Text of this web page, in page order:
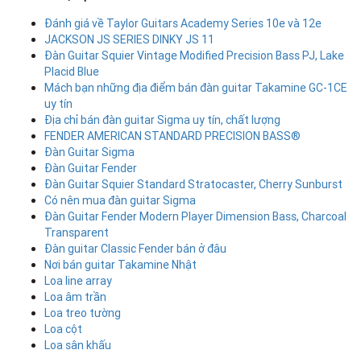
Đánh giá về Taylor Guitars Academy Series 10e và 12e
JACKSON JS SERIES DINKY JS 11
Đàn Guitar Squier Vintage Modified Precision Bass PJ, Lake
Placid Blue
Mách bạn những địa điểm bán đàn guitar Takamine GC-1CE
uy tín
Địa chỉ bán đàn guitar Sigma uy tín, chất lượng
FENDER AMERICAN STANDARD PRECISION BASS®
Đàn Guitar Sigma
Đàn Guitar Fender
Đàn Guitar Squier Standard Stratocaster, Cherry Sunburst
Có nên mua đàn guitar Sigma
Đàn Guitar Fender Modern Player Dimension Bass, Charcoal
Transparent
Đàn guitar Classic Fender bán ở đâu
Nơi bán guitar Takamine Nhật
Loa line array
Loa âm trần
Loa treo tường
Loa cột
Loa sân khấu